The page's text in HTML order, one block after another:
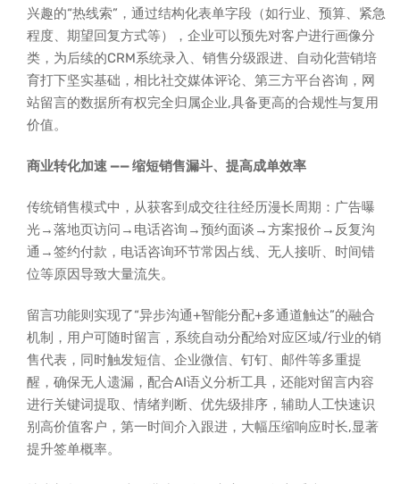
兴趣的“热线索”，通过结构化表单字段（如行业、预算、紧急
程度、期望回复方式等），企业可以预先对客户进行画像分
类，为后续的CRM系统录入、销售分级跟进、自动化营销培
育打下坚实基础，相比社交媒体评论、第三方平台咨询，网
站留言的数据所有权完全归属企业,具备更高的合规性与复用
价值。
商业转化加速 —— 缩短销售漏斗、提高成单效率
传统销售模式中，从获客到成交往往经历漫长周期：广告曝
光→落地页访问→电话咨询→预约面谈→方案报价→反复沟
通→签约付款，电话咨询环节常因占线、无人接听、时间错
位等原因导致大量流失。
留言功能则实现了“异步沟通+智能分配+多通道触达”的融合
机制，用户可随时留言，系统自动分配给对应区域/行业的销
售代表，同时触发短信、企业微信、钉钉、邮件等多重提
醒，确保无人遗漏，配合AI语义分析工具，还能对留言内容
进行关键词提取、情绪判断、优先级排序，辅助人工快速识
别高价值客户，第一时间介入跟进，大幅压缩响应时长,显著
提升签单概率。